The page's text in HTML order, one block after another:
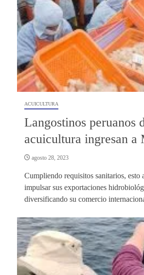
ACUICULTURA
Langostinos peruanos
acuicultura ingresan a
agosto 28, 2023
Cumpliendo requisitos sanitarios, esto
impulsar sus exportaciones
diversificando su comercio